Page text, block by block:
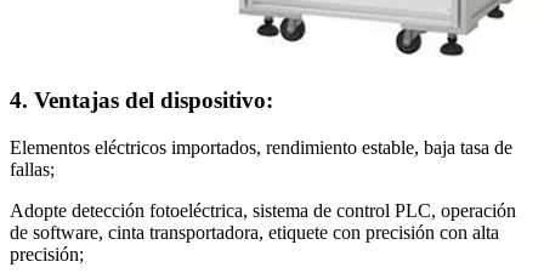
4. Ventajas del dispositivo:
Elementos eléctricos importados, rendimiento estable, baja tasa de
fallas;
Adopte detección fotoeléctrica, sistema de control PLC, operación
de software, cinta transportadora, etiquete con precisión con alta
precisión;